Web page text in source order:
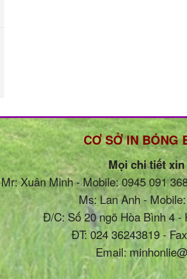
CƠ SỞ IN BÓNG
Mọi chi tiết
Mr: Xuân Minh - Mobile: 0945 091
Ms: Lan Anh -
Đ/C: Số 20 ngõ Hòa Bình 4 -
ĐT: 024 36243819 -
Email: